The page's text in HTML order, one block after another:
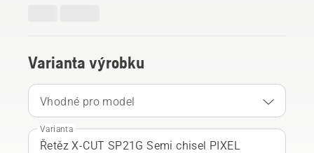
Varianta výrobku
Vhodné pro model
Varianta
Řetěz X-CUT SP21G Semi chisel PIXEL